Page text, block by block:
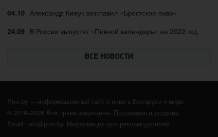
04.10 Александр Кижук возглавил «Брестское пиво»
24.09 В России выпустят «Пивной календарь» на 2022 год
ВСЕ НОВОСТИ
Pivo.by — информационный сайт о пиве в Беларуси и мире
© 2016–2026 Все права защищены. Положения и условия
Email: info@pivo.by. Информация для рекламодателей